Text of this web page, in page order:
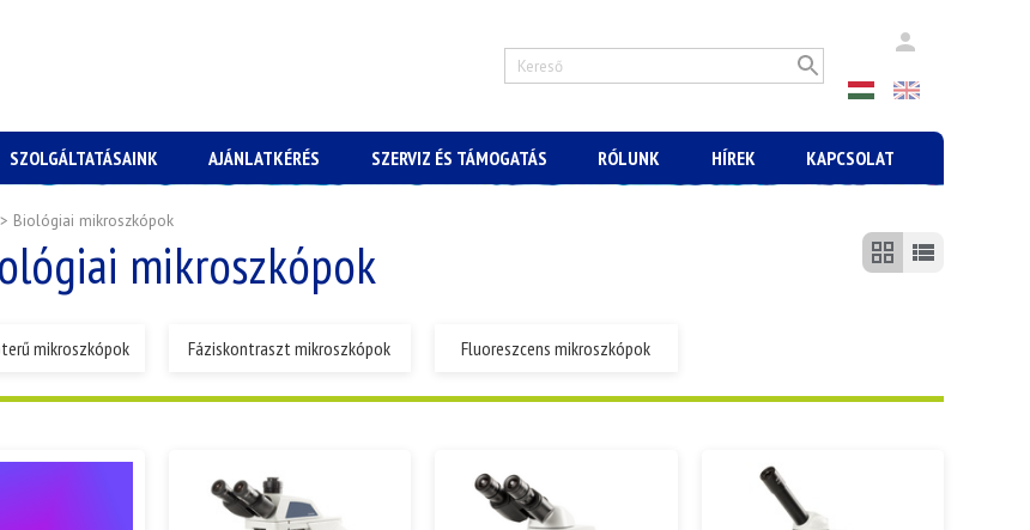
SZOLGÁLTATÁSAINK AJÁNLATKÉRÉS SZERVIZ ÉS TÁMOGATÁS RÓLUNK HÍREK KAPCSOLAT
> Biológiai mikroszkópok
mikroszkópok
mikroszkópok Fáziskontraszt mikroszkópok Fluoreszcens mikroszkópok